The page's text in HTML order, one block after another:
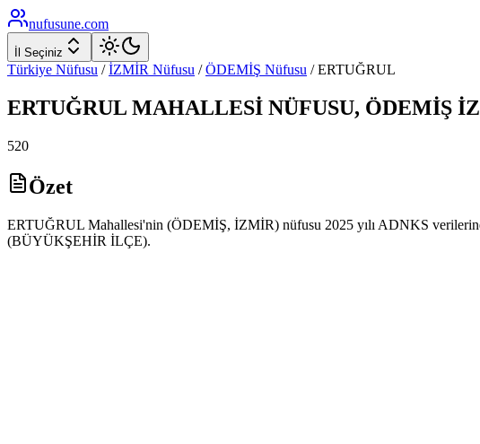
nufusune.com
İl Seçiniz
Türkiye Nüfusu / İZMİR Nüfusu / ÖDEMİŞ Nüfusu /ERTUĞRUL
ERTUĞRUL MAHALLESİ NÜFUSU, ÖDEMİŞ
520
Özet
ERTUĞRUL Mahallesi'nin (ÖDEMİŞ, İZMİR) nüfusu 2025 yılı ADNKS
(BÜYÜKŞEHİR İLÇE).